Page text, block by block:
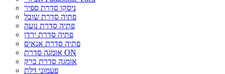
ניסקו סדרת ספיר
פתיה סדרת שובל
פתיה סדרת נועה
פתיה סדרת ירדן
פתיה סדרת אנאיס
אומגה סדרת ON
אומגה סדרת ברק
פעמוני דלת